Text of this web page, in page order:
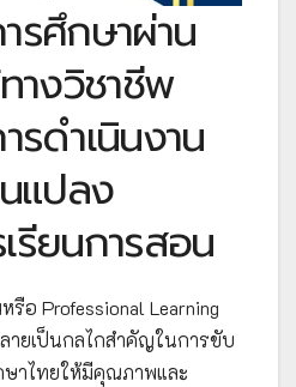
รศึกษาผ่าน
างวิชาชีพ
รดำเนินงาน
แปลง
ยนการสอน
อ Professional Learning
ายเป็นกลไกสำคัญในการขับ
าไทยให้มีคุณภาพและ